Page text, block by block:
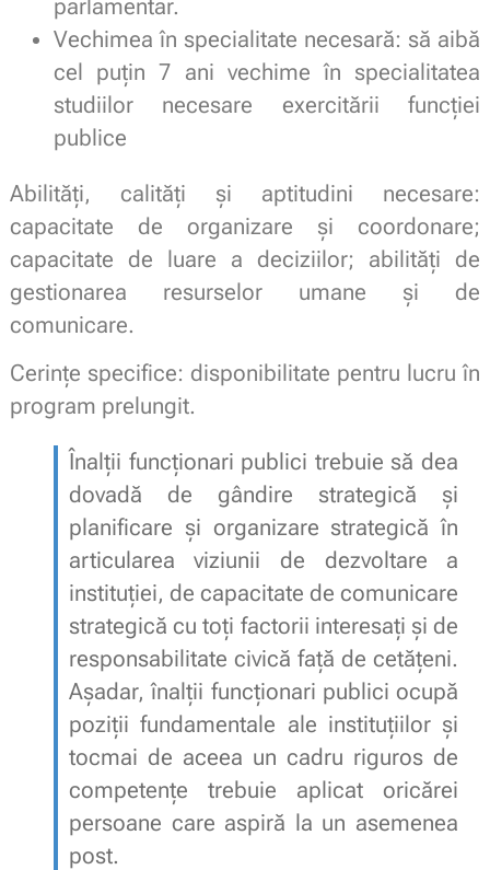
parlamentar.
Vechimea în specialitate necesară: să aibă
cel puțin 7 ani vechime în specialitatea
studiilor necesare exercitării funcției
publice
Abilități, calități și aptitudini necesare:
capacitate de organizare și coordonare;
capacitate de luare a deciziilor; abilități de
gestionarea resurselor umane și de
comunicare.
Cerințe specifice: disponibilitate pentru lucru în
program prelungit.
Înalții funcționari publici trebuie să dea
dovadă de gândire strategică și
planificare și organizare strategică în
articularea viziunii de dezvoltare a
instituției, de capacitate de comunicare
strategică cu toți factorii interesați și de
responsabilitate civică față de cetățeni.
Așadar, înalții funcționari publici ocupă
poziții fundamentale ale instituțiilor și
tocmai de aceea un cadru riguros de
competențe trebuie aplicat oricărei
persoane care aspiră la un asemenea
post.